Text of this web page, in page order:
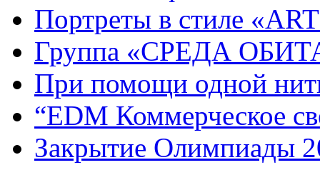
Портреты в стиле
Группа «СРЕДА
При помощи одной
“EDM Коммерческое
Закрытие Олимпиады